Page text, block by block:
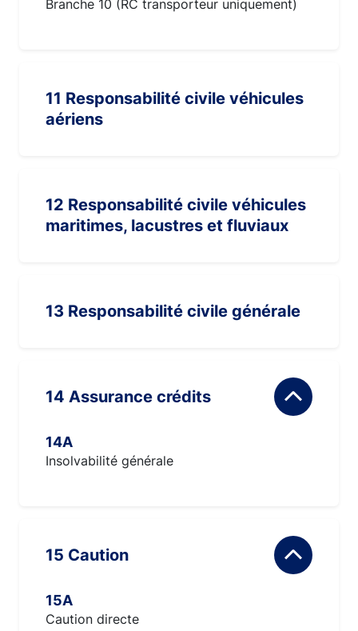
Branche 10 (RC transporteur uniquement)
11 Responsabilité civile véhicules
aériens
12 Responsabilité civile véhicules
maritimes, lacustres et fluviaux
13 Responsabilité civile générale
14 Assurance crédits
14A
Insolvabilité générale
15 Caution
15A
Caution directe